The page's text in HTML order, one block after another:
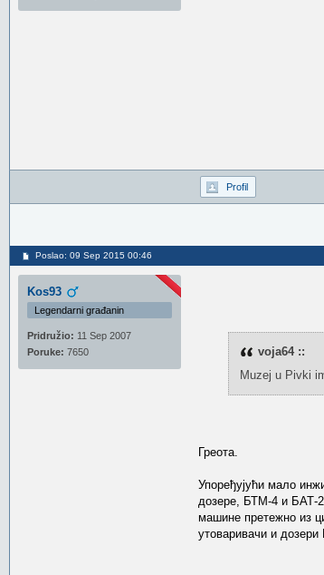
Profil
Poslao: 09 Sep 2015 00:46
Kos93
Legendarni građanin
Pridružio: 11 Sep 2007
Poruke: 7650
voja64 ::
Muzej u Pivki
Греота.
Упоређујући мало
дозере, БТМ-4 и БАТ-
машине претежно из
утоваривачи и дозери